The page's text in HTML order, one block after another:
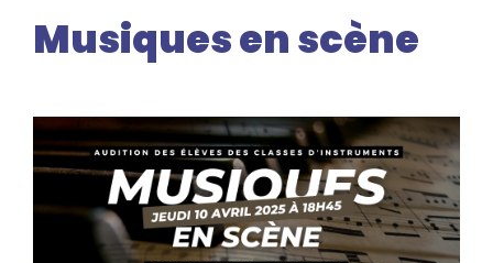
Inscriptions
Accès élèves et familles
Musiques en scène